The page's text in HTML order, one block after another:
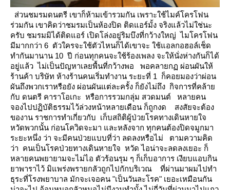
ส่วนชมรมดนตรี เขาก็ห้ามเข้ารวมกัน เพราะใช้ไมค์โครโฟน
ร่วมกัน เขาคิดว่าชมรมเป็นห้องปิด ติดแอร์มั้ง จริงแล้วไม่ใช่นะ
ครับ ชมรมมิได้ติดแอร์ เปิดโล่งอยู่ริมบึงที่กว้างใหญ่ ไมโครโฟน
มีมากกว่า 6 ตัวใครจะใช้ตัวไหนก็ได้เขาจะ ช้แอลกอฮอล์เช็ด
ทำกันมานาน 10 ปี ก่อนทุกคนจะใช้ร้องเพลง จะให้นั่งห่างกันก็ได้
อยู่แล้ว ไม่เป็นปัญหาเลยพื้นที่กว้างพอ
พอคลายกฏ ผ่อนผันให้
ร้านค้า บริษัท ห้างร้านคนเริ่มทำงาน ระยะที่ 1 ก็คอยมองว่าผ่อน
ผันถึงพวกเราหรือยัง ผ่อนผันแต่ละครั้ง ก็ยังไม่ถึง กิจการที่คล้า
กับ ดนตรี คาราโอเกะ หรือการรวมกลุ่ม สวดมนต์
หลายคน
จองไปปฏิบัติธรรมไว้ล่วงหน้าหลายเดือน ก็ถูกงด
สงสัยจะต้อง
ของาน ราชการทำเกี่ยวกับ เก็บสถิติผู้ป่วยโรคทางเดินหายใจ
หวัดพวกนั้น ก่อนโควิดจะมา และหลังจาก ทุกคนต้องปิดจมูกมา
ระยะหนึ่ง ว่า จะมีคนป่วยแบบที่ว่า ลดลงหรือไม่
ตามความคิด
ว่า คนเป็นโรคป่วยทางเดินหายใจ หวัด ไอน่าจะลดลงเยอะ ก็
หลายคนพยายามจะไม่ไอ ตัวร้อนรุม ๆ ก็เก็บอาการ เงียบแอบกิน
าพาราไว้ มิแพร่งพรายกลัวถูกไปกักบริเวณ
ที่ผ่านมาผมไปทำ
ธุระที่โรงพยาบาล มักจะเจอคน "เป็นวันละโรค" เยอะเหมือนกัน